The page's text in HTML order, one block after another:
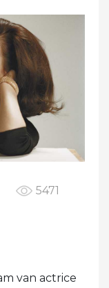
5471
van actrice